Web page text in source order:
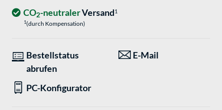
CO2-neutralerVersand1
1(durch Kompensation)
Bestellstatus
abrufen
E-Mail
PC-Konfigurator